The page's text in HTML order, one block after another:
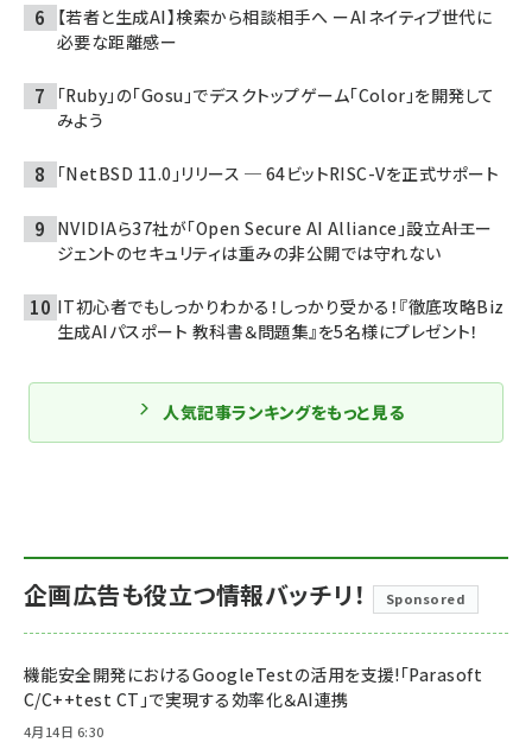
【若者と生成AI】検索から相談相手へ ーAIネイティブ世代に
必要な距離感ー
「Ruby」の「Gosu」でデスクトップゲーム「Color」を開発して
みよう
「NetBSD 11.0」リリース ─ 64ビットRISC-Vを正式サポート
NVIDIAら37社が「Open Secure AI Alliance」設立――AIエー
ジェントのセキュリティは重みの非公開では守れない
IT初心者でもしっかりわかる！しっかり受かる！『徹底攻略Biz
生成AIパスポート 教科書＆問題集』を5名様にプレゼント！
人気記事ランキングをもっと見る
企画広告も役立つ情報バッチリ！ Sponsored
機能安全開発におけるGoogleTestの活用を支援!「Parasoft
C/C++test CT」で実現する効率化＆AI連携
4月14日 6:30